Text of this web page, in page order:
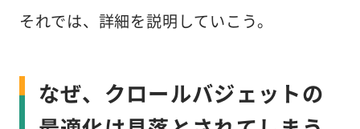
それでは、詳細を説明していこう。
なぜ、クロールバジェットの